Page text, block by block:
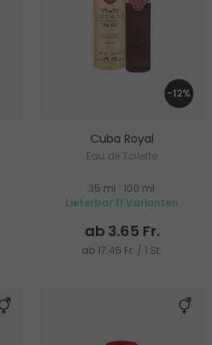
-12%
Cuba Royal
Eau de Toilette
35 ml
100 ml
Lieferbar 11 Varianten
ab 3.65 Fr.
ab 17.45 Fr. / 1 St.